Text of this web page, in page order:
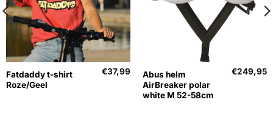
Fatdaddy t-shirt
Roze/Geel
€37,99
Abus helm
AirBreaker polar
white M 52-58cm
€249,95